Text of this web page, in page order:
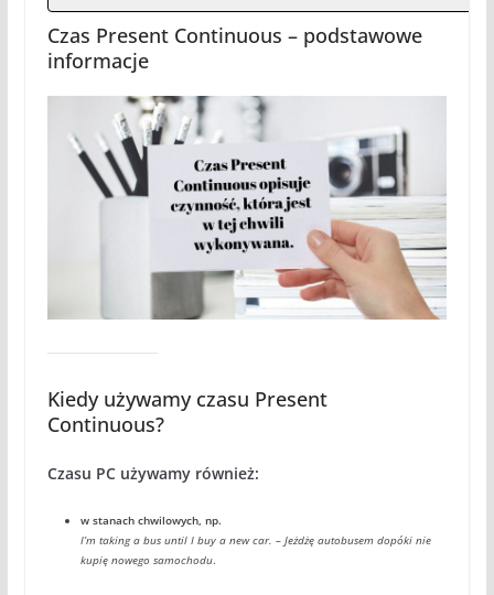
Czas Present Continuous – podstawowe
informacje
Kiedy używamy czasu Present
Continuous?
Czasu PC używamy również:
w stanach chwilowych, np.
I’m taking a bus until I buy a new car. – Jeżdżę autobusem dopóki nie
kupię nowego samochodu.